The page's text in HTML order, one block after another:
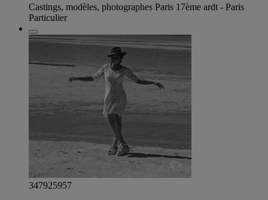
Castings, modèles, photographes Paris 17ème ardt - Paris
Particulier
347925957